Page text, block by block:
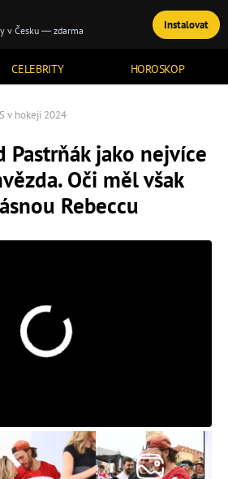
CELEBRITY HOROSKOP
TÉMATA
v hokeji 2024
Pastrňák jako nejvíce
Oči měl však
Rebeccu
v Česku — zdarma Instalovat